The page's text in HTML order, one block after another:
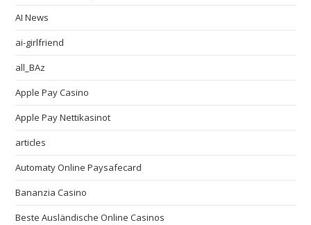
AI News
ai-girlfriend
all_BAz
Apple Pay Casino
Apple Pay Nettikasinot
articles
Automaty Online Paysafecard
Bananzia Casino
Beste Ausländische Online Casinos